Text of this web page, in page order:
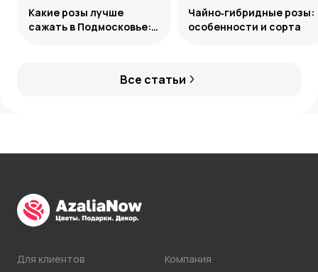
Все статьи
Какие розы лучше
сажать в Подмосковье:
Чайно‑гибридные розы:
особенности и сорта
Для клиентов Компания